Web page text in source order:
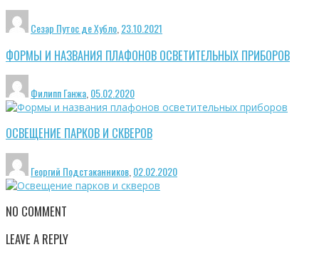
Сезар Путос де Хубло,23.10.2021
ФОРМЫ И НАЗВАНИЯ ПЛАФОНОВ ОСВЕТИТЕЛЬНЫХ ПРИБОРОВ
Филипп Ганжа 05.02.2020
ОСВЕЩЕНИЕ ПАРКОВ И СКВЕРОВ
Георгий Подстаканников 02.02.2020
NO COMMENT
LEAVE A REPLY